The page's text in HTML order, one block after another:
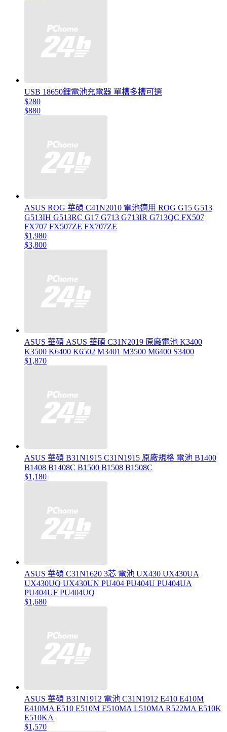
USB 18650鋰電池充電器 單槽多槽可選
$280
$880
ASUS ROG 華碩 C41N2010 電池適用 ROG G15 G513
G513IH G513RC G17 G713 G713IR G713QC FX507
FX707 FX507ZE FX707ZE
$1,980
$3,800
ASUS 華碩 ASUS 華碩 C31N2019 原廠電池 K3400
K3500 K6400 K6502 M3401 M3500 M6400 S3400
$1,870
ASUS 華碩 B31N1915 C31N1915 原廠規格 電池 B1400
B1408 B1408C B1500 B1508 B1508C
$1,180
ASUS 華碩 C31N1620 3芯 電池 UX430 UX430UA
UX430UQ UX430UN PU404 PU404U PU404UA
PU404UF PU404UQ
$1,680
ASUS 華碩 B31N1912 電池 C31N1912 E410 E410M
E410MA E510 E510M E510MA L510MA R522MA E510K
E510KA
$1,570